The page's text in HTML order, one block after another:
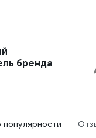
бренда
популярности